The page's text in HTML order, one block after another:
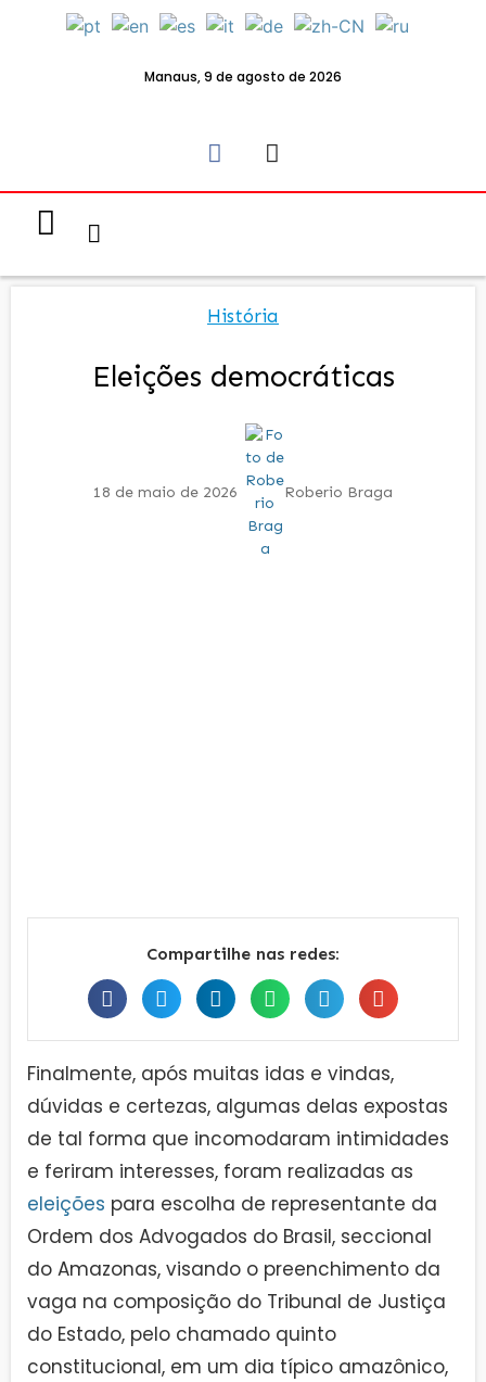
Manaus, 9 de agosto de 2026
História
Eleições democráticas
18 de maio de 2026 Roberio Braga
Compartilhe nas redes:
Finalmente, após muitas idas e vindas,
dúvidas e certezas, algumas delas expostas
de tal forma que incomodaram intimidades
e feriram interesses, foram realizadas as
eleições para escolha de representante da
Ordem dos Advogados do Brasil, seccional
do Amazonas, visando o preenchimento da
vaga na composição do Tribunal de Justiça
do Estado, pelo chamado quinto
constitucional, em um dia típico amazônico,